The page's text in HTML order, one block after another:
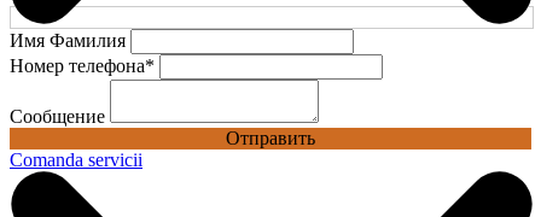
Имя Фамилия
Номер телефона*
Сообщение
Отправить
Comanda servicii